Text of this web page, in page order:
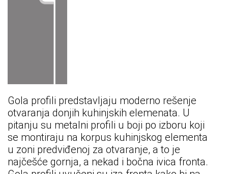
Gola profili predstavljaju moderno rešenje
otvaranja donjih kuhinjskih elemenata. U
pitanju su metalni profili u boji po izboru koji
se montiraju na korpus kuhinjskog elementa
u zoni predviđenoj za otvaranje, a to je
najčešće gornja, a nekad i bočna ivica fronta.